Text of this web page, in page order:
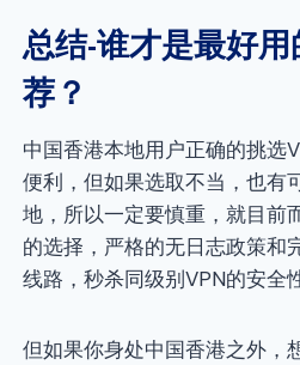
总结-谁才是最好
荐？
中国香港本地用户正确的挑选
便利，但如果选取不当，也有
地，所以一定要慎重，就目前
的选择，严格的无日志政策和
线路，秒杀同级别VPN的安全
但如果你身处中国香港之外，